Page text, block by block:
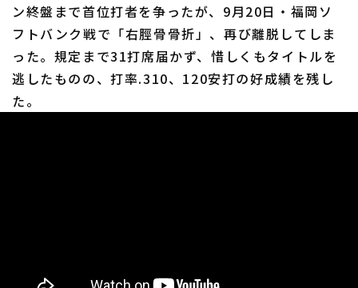
ン終盤まで首位打者を争ったが、9月20日・福岡ソ
フトバンク戦で「右脛骨骨折」、再び離脱してしま
った。規定まで31打席届かず、惜しくもタイトルを
逃したものの、打率.310、120安打の好成績を残し
た。